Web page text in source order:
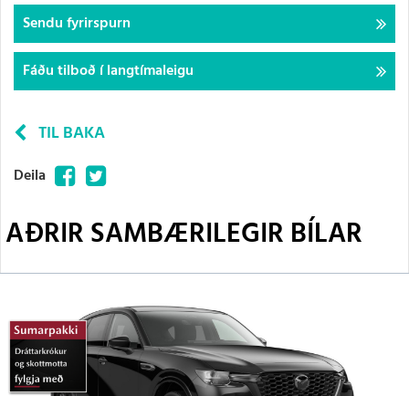
Sendu fyrirspurn
Fáðu tilboð í langtímaleigu
TIL BAKA
Deila FacebookTwitter
AÐRIR SAMBÆRILEGIR BÍLAR